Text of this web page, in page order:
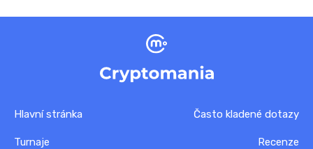
Hlavní stránka Často kladené dotazy
Turnaje Recenze